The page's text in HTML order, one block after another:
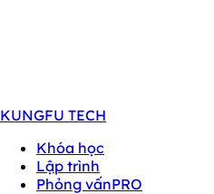
KUNGFU TECH
Khóa học
Lập trình
Phỏng vấnPRO